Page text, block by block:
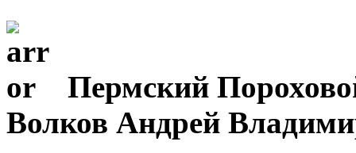
Пермский
Волков Андрей